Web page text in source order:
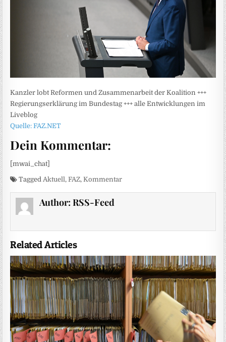
Kanzler lobt Reformen und Zusammenarbeit der Koalition +++
Regierungserklärung im Bundestag +++ alle Entwicklungen im
Liveblog
Quelle: FAZ.NET
Dein Kommentar:
[mwai_chat]
Tagged Aktuell ,FAZ,Kommentar
Author: RSS-Feed
Related Articles